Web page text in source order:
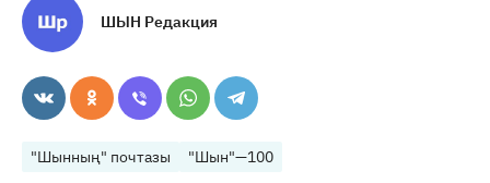
ШЫН Редакция
"Шынның" почтазы "Шын"—100